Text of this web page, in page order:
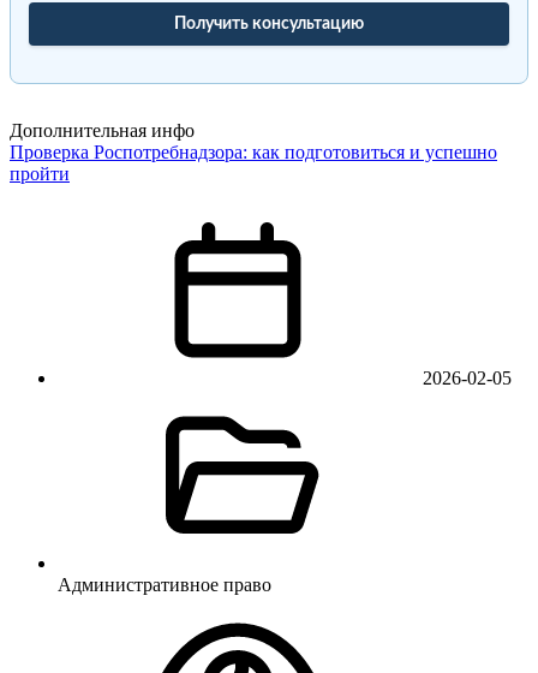
Получить консультацию
Дополнительная инфо
Проверка Роспотребнадзора: как подготовиться и успешно
пройти
2026-02-05
Административное право